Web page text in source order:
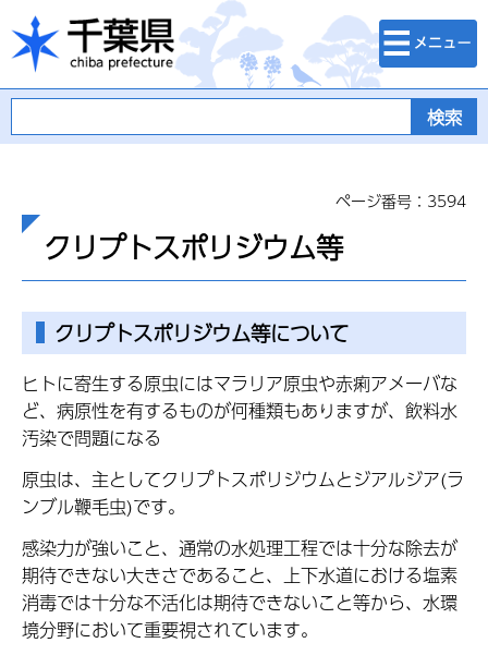
千葉県
検索・メニュ
ー
ページ番号：3594
クリプトスポリジウム等
クリプトスポリジウム等について
ヒトに寄生する原虫にはマラリア原虫や赤痢アメーバな
ど、病原性を有するものが何種類もありますが、飲料水
汚染で問題になる
原虫は、主としてクリプトスポリジウムとジアルジア(ラ
ンブル鞭毛虫)です。
感染力が強いこと、通常の水処理工程では十分な除去が
期待できない大きさであること、上下水道における塩素
消毒では十分な不活化は期待できないこと等から、水環
境分野において重要視されています。